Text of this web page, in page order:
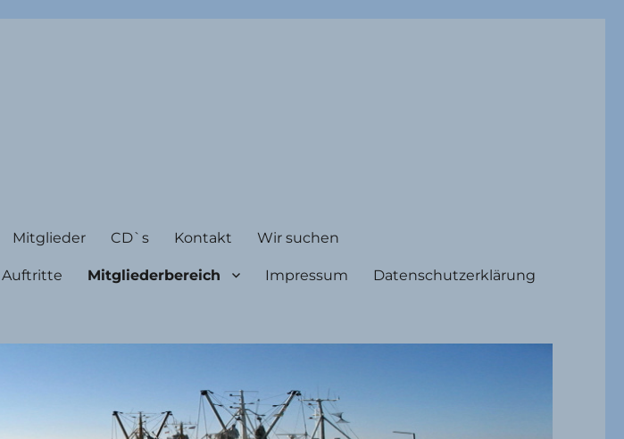
Mitglieder CD`s Kontakt Wir suchen
Auftritte Mitgliederbereich Impressum Datenschutzerklärung